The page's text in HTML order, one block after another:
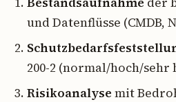
und Datenflüsse (CMDB,
200-2 (normal/hoch/sehr
Risikoanalyse mit